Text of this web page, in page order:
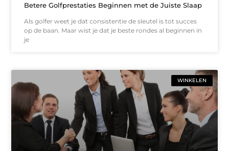
Betere Golfprestaties Beginnen met de Juiste Slaap
Als golfer weet je dat consistentie de sleutel is tot succes
op de baan. Maar wist je dat je beste rondes al beginnen in
je
WINKELEN